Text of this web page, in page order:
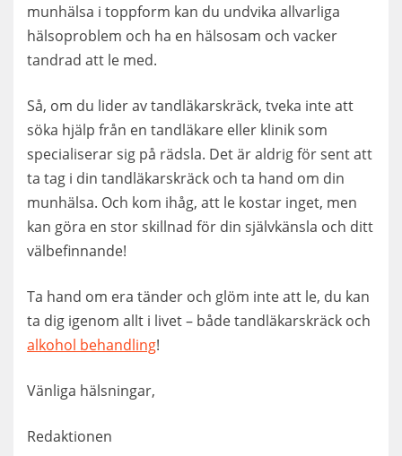
munhälsa i toppform kan du undvika allvarliga
hälsoproblem och ha en hälsosam och vacker
tandrad att le med.
Så, om du lider av tandläkarskräck, tveka inte att
söka hjälp från en tandläkare eller klinik som
specialiserar sig på rädsla. Det är aldrig för sent att
ta tag i din tandläkarskräck och ta hand om din
munhälsa. Och kom ihåg, att le kostar inget, men
kan göra en stor skillnad för din självkänsla och ditt
välbefinnande!
Ta hand om era tänder och glöm inte att le, du kan
ta dig igenom allt i livet – både tandläkarskräck och
alkohol behandling!
Vänliga hälsningar,
Redaktionen